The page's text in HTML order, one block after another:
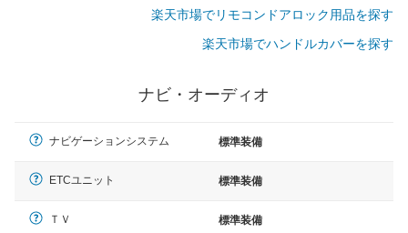
楽天市場でリモコンドアロック用品を探す
楽天市場でハンドルカバーを探す
ナビ・オーディオ
ナビゲーションシステム 標準装備
ETCユニット 標準装備
ＴＶ 標準装備